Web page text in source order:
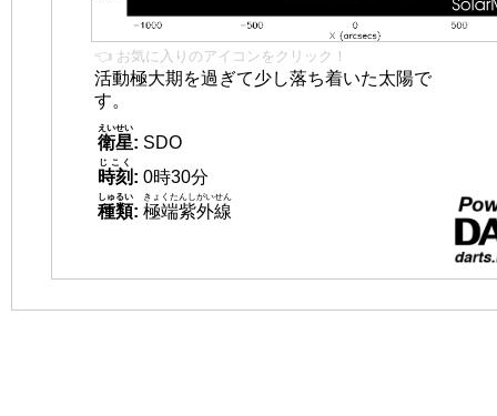
👈 お気に入りのアイコンをクリック！
活動極大期を過ぎて少し落ち着いた太陽で
す。
衛星
えいせい
: SDO
時刻
じこく
: 0時30分
種類
しゅるい
: 極端紫外線
きょくたんしがいせん